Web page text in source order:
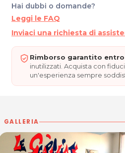
Hai dubbi o domande?
Leggi le FAQ
Inviaci una richiesta di
Rimborso garantito entro
inutilizzati. Acquista con
un'esperienza sempre
GALLERIA